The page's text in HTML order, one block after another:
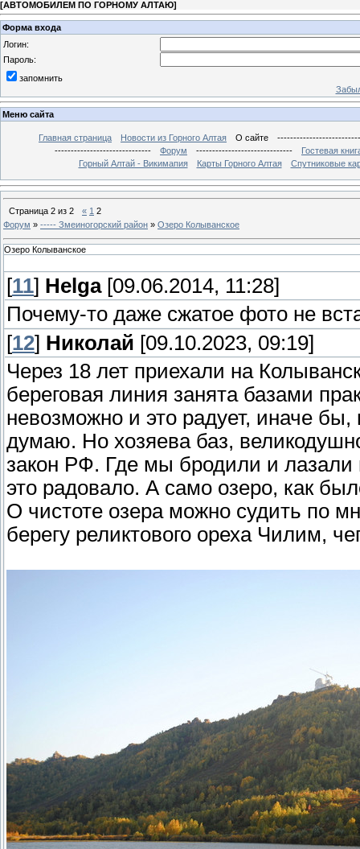
[АВТОМОБИЛЕМ ПО ГОРНОМУ АЛТАЮ]
Форма входа
Логин:
Пароль:
запомнить
Меню сайта
Главная страница Новости из Горного Алтая О сайте
------------------------------
Форум ------------------------------
Гостевая
Горный Алтай - Викимапия
Карты Горного Алтая Спутниковые
Страница 2 из 2 « 1 2
Форум » ----- Змеиногорский район » Озеро Колыванское
Озеро Колыванское
[11] Helga[09.06.2014, 11:28]
Почему-то даже сжатое фото не
[12] Николай [09.10.2023, 09:19]
Через 18 лет приехали на
береговая линия занята базами
невозможно и это радует, иначе
думаю. Но хозяева баз,
закон РФ. Где мы бродили и лазали
это радовало. А само озеро, как
О чистоте озера можно судить по
берегу реликтового ореха Чилим,